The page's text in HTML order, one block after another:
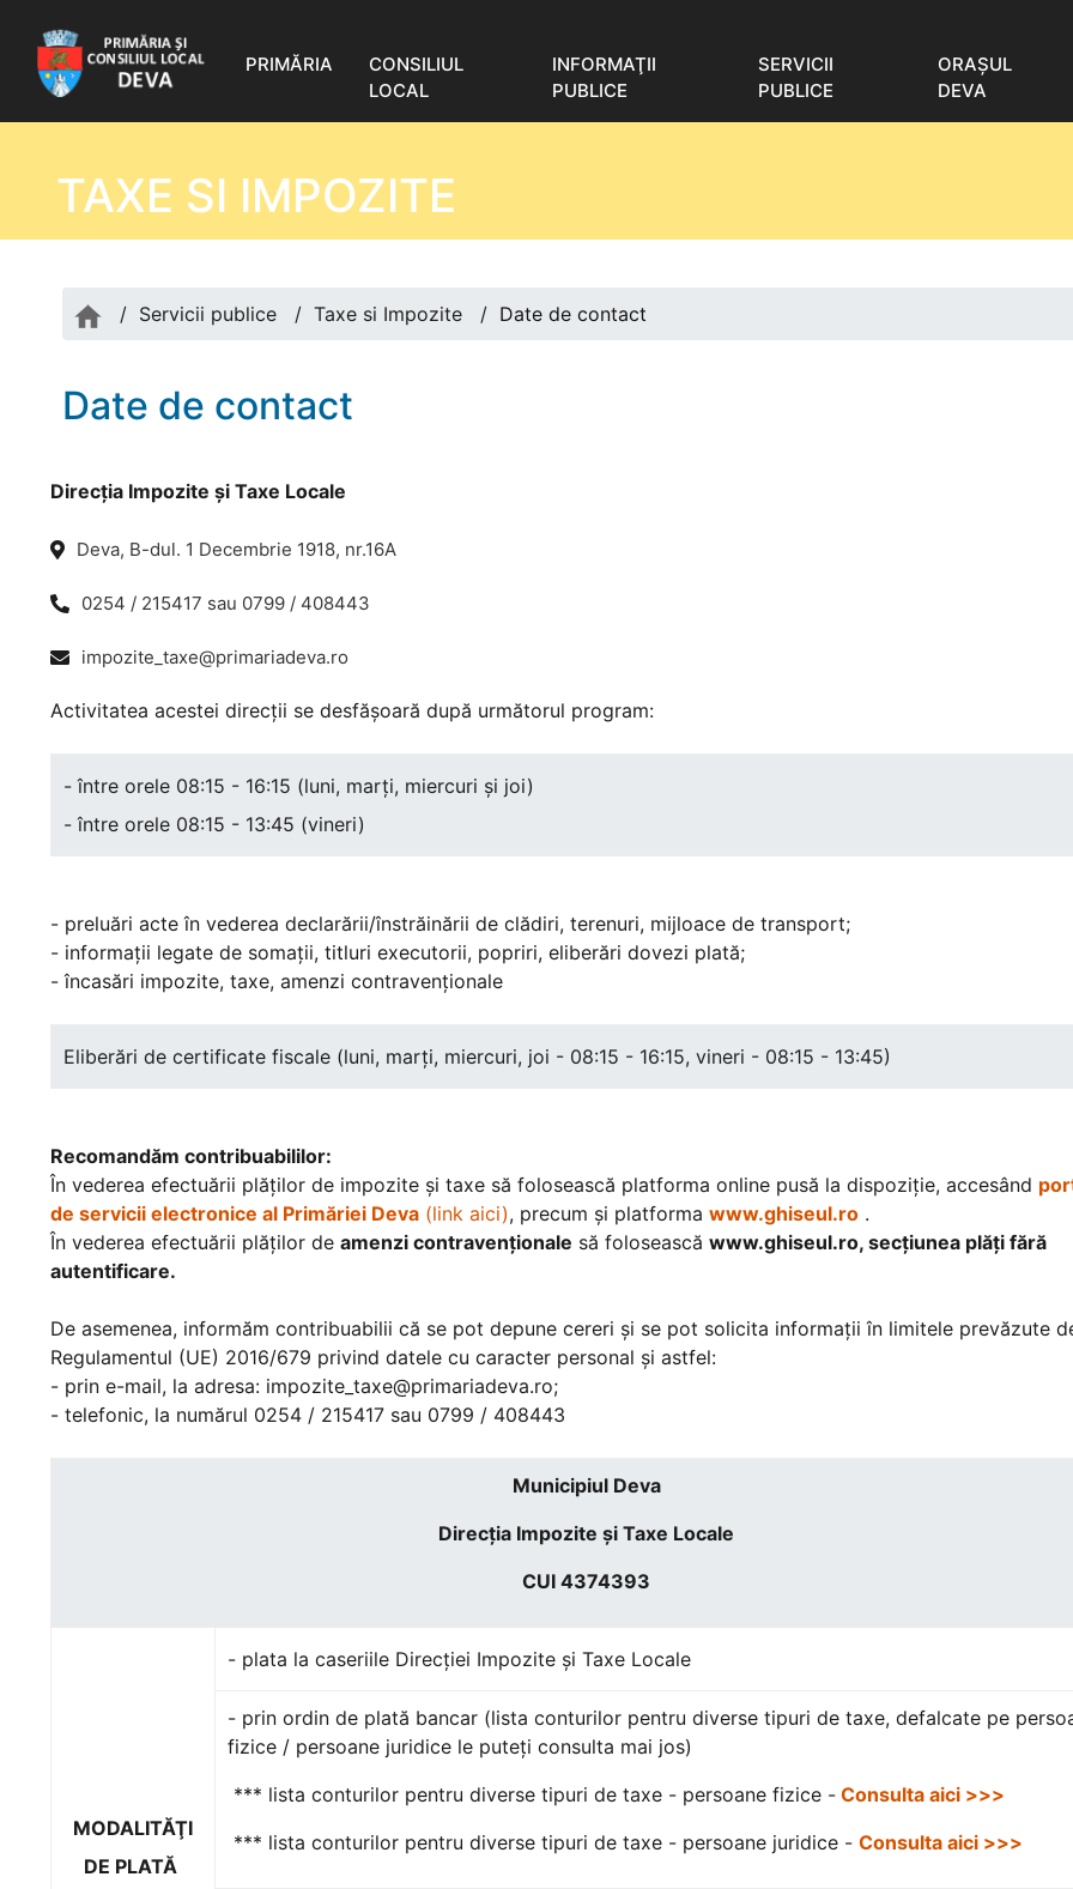
PRIMĂRIA
CONSILIUL
LOCAL
INFORMAŢII
PUBLICE
SERVICII
PUBLICE
ORAŞUL
DEVA
TAXE SI IMPOZITE
/ Servicii publice / Taxe si Impozite / Date de contact
Date de contact
Direcţia Impozite şi Taxe Locale
Deva, B-dul. 1 Decembrie 1918, nr.16A
0254 / 215417 sau 0799 / 408443
impozite_taxe@primariadeva.ro
Activitatea acestei direcții se desfășoară după următorul program:
- între orele 08:15 - 16:15 (luni, marți, miercuri și joi)
- între orele 08:15 - 13:45 (vineri)
- preluări acte în vederea declarării/înstrăinării de clădiri, terenuri, mijloace de transport;
- informații legate de somații, titluri executorii, popriri, eliberări dovezi plată;
- încasări impozite, taxe, amenzi contravenționale
Eliberări de certificate fiscale (luni, marți, miercuri, joi - 08:15 - 16:15, vineri - 08:15 - 13:45)
Recomandăm contribuabililor:
În vederea efectuării plăților de impozite și taxe să folosească platforma online pusă la dispoziție, accesând
de servicii electronice al Primăriei Deva (link aici), precum și platforma www.ghiseul.ro .
În vederea efectuării plăților de amenzi contravenționale să folosească www.ghiseul.ro, secțiunea plăți fără
autentificare.
De asemenea, informăm contribuabilii că se pot depune cereri și se pot solicita informații în limitele prevăzute
Regulamentul (UE) 2016/679 privind datele cu caracter personal și astfel:
- prin e-mail, la adresa: impozite_taxe@primariadeva.ro;
- telefonic, la numărul 0254 / 215417 sau 0799 / 408443
Municipiul Deva
Direcţia Impozite şi Taxe Locale
CUI 4374393
MODALITĂŢI
DE PLATĂ
- plata la caseriile Direcţiei Impozite și Taxe Locale
- prin ordin de plată bancar (lista conturilor pentru diverse tipuri de taxe, defalcate pe
fizice / persoane juridice le puteţi consulta mai jos)
*** lista conturilor pentru diverse tipuri de taxe - persoane fizice - Consulta aici >>>
*** lista conturilor pentru diverse tipuri de taxe - persoane juridice - Consulta aici >>>